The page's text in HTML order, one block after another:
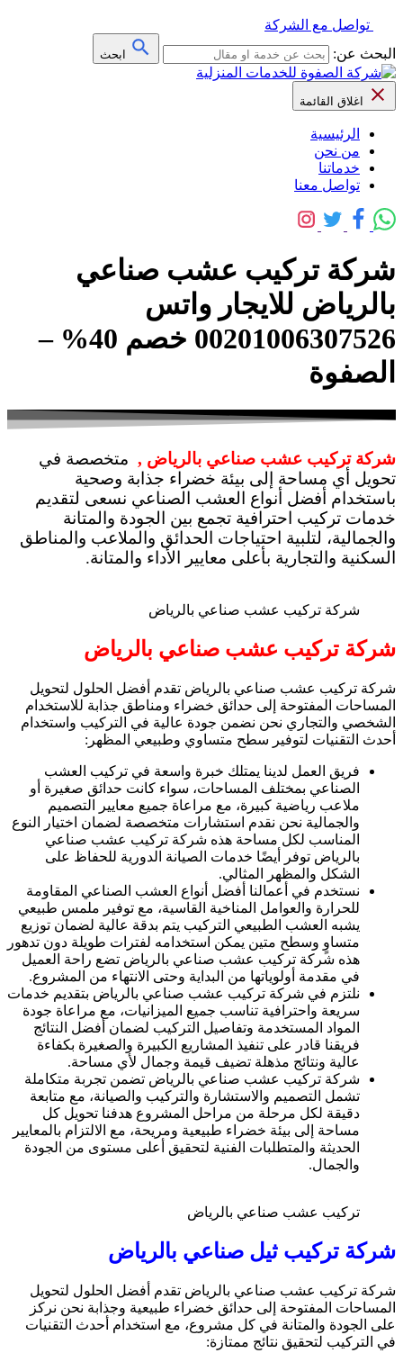
تواصل مع الشركة
البحث عن:
ابحث
اغلاق القائمة
الرئيسية
من نحن
خدماتنا
تواصل معنا
شركة تركيب عشب صناعي
بالرياض للايجار واتس
00201006307526 خصم 40% –
الصفوة
شركة تركيب عشب صناعي بالرياض , متخصصة في
تحويل أي مساحة إلى بيئة خضراء جذابة وصحية
باستخدام أفضل أنواع العشب الصناعي نسعى لتقديم
خدمات تركيب احترافية تجمع بين الجودة والمتانة
والجمالية، لتلبية احتياجات الحدائق والملاعب والمناطق
السكنية والتجارية بأعلى معايير الأداء والمتانة.
شركة تركيب عشب صناعي بالرياض
شركة تركيب عشب صناعي بالرياض
شركة تركيب عشب صناعي بالرياض تقدم أفضل الحلول لتحويل
المساحات المفتوحة إلى حدائق خضراء ومناطق جذابة للاستخدام
الشخصي والتجاري نحن نضمن جودة عالية في التركيب واستخدام
أحدث التقنيات لتوفير سطح متساوي وطبيعي المظهر:
فريق العمل لدينا يمتلك خبرة واسعة في تركيب العشب
الصناعي بمختلف المساحات، سواء كانت حدائق صغيرة أو
ملاعب رياضية كبيرة، مع مراعاة جميع معايير التصميم
والجمالية نحن نقدم استشارات متخصصة لضمان اختيار النوع
المناسب لكل مساحة هذه شركة تركيب عشب صناعي
بالرياض توفر أيضًا خدمات الصيانة الدورية للحفاظ على
الشكل والمظهر المثالي.
نستخدم في أعمالنا أفضل أنواع العشب الصناعي المقاومة
للحرارة والعوامل المناخية القاسية، مع توفير ملمس طبيعي
يشبه العشب الطبيعي التركيب يتم بدقة عالية لضمان توزيع
متساوٍ وسطح متين يمكن استخدامه لفترات طويلة دون تدهور
هذه شركة تركيب عشب صناعي بالرياض تضع راحة العميل
في مقدمة أولوياتها من البداية وحتى الانتهاء من المشروع.
نلتزم في شركة تركيب عشب صناعي بالرياض بتقديم خدمات
سريعة واحترافية تناسب جميع الميزانيات، مع مراعاة جودة
المواد المستخدمة وتفاصيل التركيب لضمان أفضل النتائج
فريقنا قادر على تنفيذ المشاريع الكبيرة والصغيرة بكفاءة
عالية ونتائج مذهلة تضيف قيمة وجمال لأي مساحة.
شركة تركيب عشب صناعي بالرياض تضمن تجربة متكاملة
تشمل التصميم والاستشارة والتركيب والصيانة، مع متابعة
دقيقة لكل مرحلة من مراحل المشروع هدفنا تحويل كل
مساحة إلى بيئة خضراء طبيعية ومريحة، مع الالتزام بالمعايير
الحديثة والمتطلبات الفنية لتحقيق أعلى مستوى من الجودة
والجمال.
تركيب عشب صناعي بالرياض
شركة تركيب ثيل صناعي بالرياض
شركة تركيب عشب صناعي بالرياض تقدم أفضل الحلول لتحويل
المساحات المفتوحة إلى حدائق خضراء طبيعية وجذابة نحن نركز
على الجودة والمتانة في كل مشروع، مع استخدام أحدث التقنيات
في التركيب لتحقيق نتائج ممتازة: